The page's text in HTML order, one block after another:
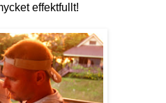
effektfullt!